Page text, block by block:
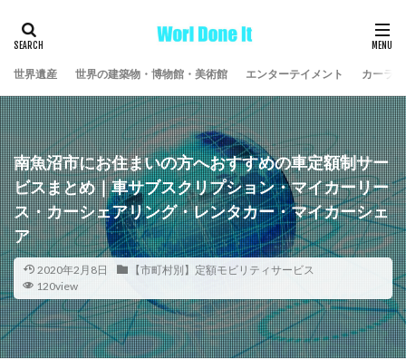
世界遺産 世界の建築物・博物館・美術館 エンターテイメント カーラ
南魚沼市にお住まいの方へおすすめの車定額制サー
ビスまとめ｜車サブスクリプション・マイカーリー
ス・カーシェアリング・レンタカー・マイカーシェ
ア
2020年2月8日
【市町村別】定額モビリティサービス
120view